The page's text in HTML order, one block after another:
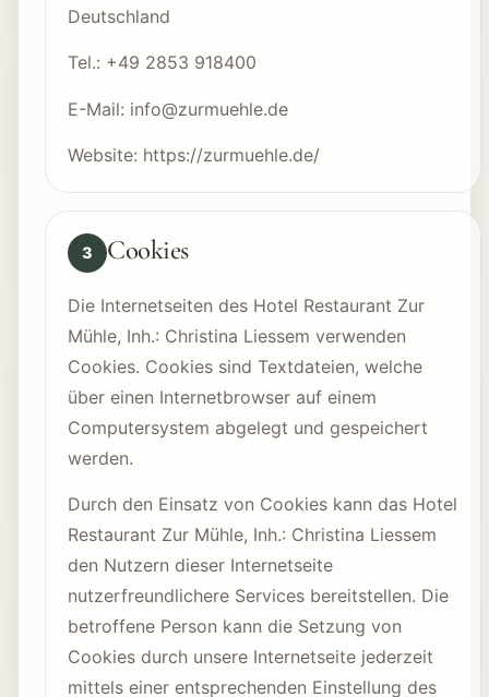
Deutschland
Tel.: +49 2853 918400
E-Mail: info@zurmuehle.de
Website: https://zurmuehle.de/
3 Cookies
Die Internetseiten des Hotel Restaurant Zur
Mühle, Inh.: Christina Liessem verwenden
Cookies. Cookies sind Textdateien, welche
über einen Internetbrowser auf einem
Computersystem abgelegt und gespeichert
werden.
Durch den Einsatz von Cookies kann das Hotel
Restaurant Zur Mühle, Inh.: Christina Liessem
den Nutzern dieser Internetseite
nutzerfreundlichere Services bereitstellen. Die
betroffene Person kann die Setzung von
Cookies durch unsere Internetseite jederzeit
mittels einer entsprechenden Einstellung des